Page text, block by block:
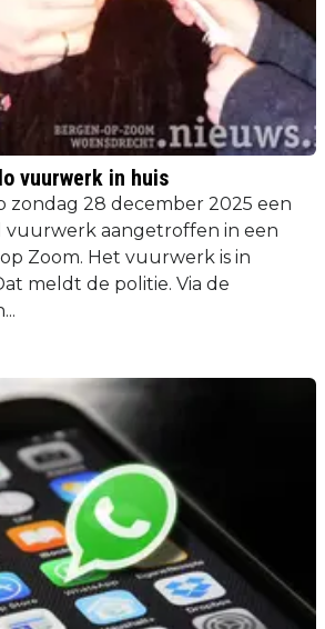
vuurwerk in huis
zondag 28 december 2025 een
vuurwerk aangetroffen in een
Zoom. Het vuurwerk is in
meldt de politie. Via de